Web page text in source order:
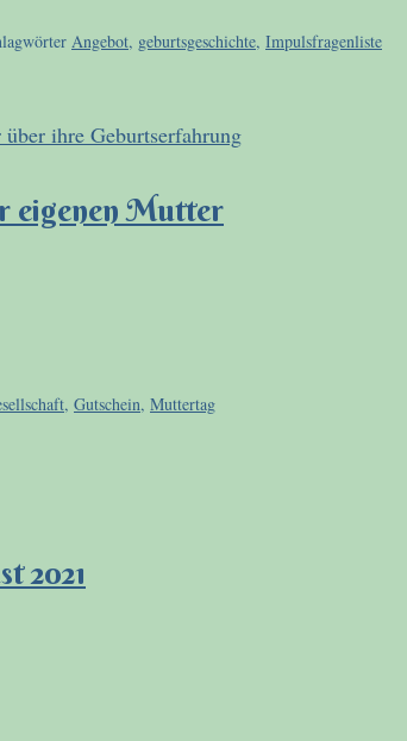
Angebot, geburtsgeschichte, Impulsfragenliste
eigenen Mutter
, Gutschein, Muttertag
2021